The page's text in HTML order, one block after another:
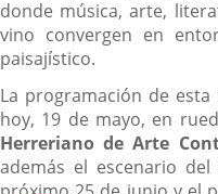
donde música, arte,
vino convergen en
paisajístico.
La programación de
hoy, 19 de mayo, en
Herreriano de Arte
además el escenario